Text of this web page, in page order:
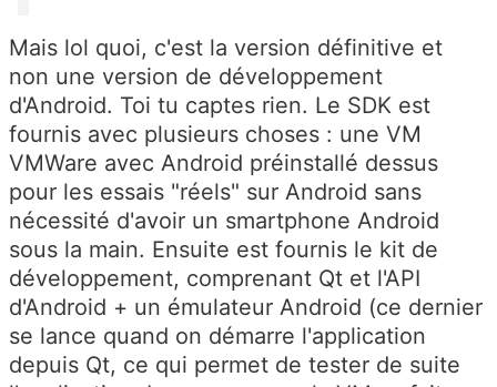
Mais lol quoi, c'est la version définitive et
non une version de développement
d'Android. Toi tu captes rien. Le SDK est
fournis avec plusieurs choses : une VM
VMWare avec Android préinstallé dessus
pour les essais "réels" sur Android sans
nécessité d'avoir un smartphone Android
sous la main. Ensuite est fournis le kit de
développement, comprenant Qt et l'API
d'Android + un émulateur Android (ce dernier
se lance quand on démarre l'application
depuis Qt, ce qui permet de tester de suite